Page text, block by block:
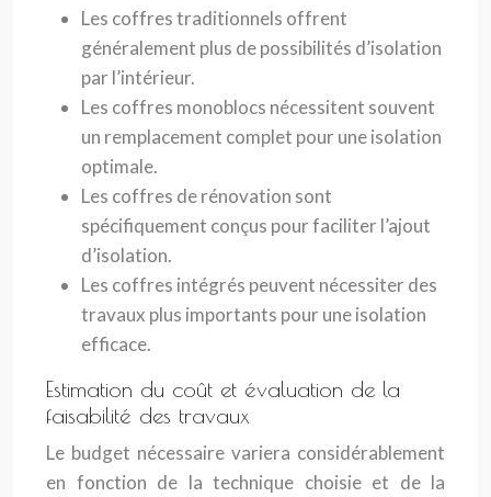
Les coffres traditionnels offrent
généralement plus de possibilités d’isolation
par l’intérieur.
Les coffres monoblocs nécessitent souvent
un remplacement complet pour une isolation
optimale.
Les coffres de rénovation sont
spécifiquement conçus pour faciliter l’ajout
d’isolation.
Les coffres intégrés peuvent nécessiter des
travaux plus importants pour une isolation
efficace.
Estimation du coût et évaluation de la
faisabilité des travaux
Le budget nécessaire variera considérablement
en fonction de la technique choisie et de la